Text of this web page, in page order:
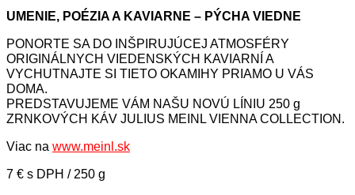
UMENIE, POÉZIA A KAVIARNE – PÝCHA VIEDNE
PONORTE SA DO INŠPIRUJÚCEJ ATMOSFÉRY
ORIGINÁLNYCH VIEDENSKÝCH KAVIARNÍ A
VYCHUTNAJTE SI TIETO OKAMIHY PRIAMO U VÁS
DOMA.
PREDSTAVUJEME VÁM NAŠU NOVÚ LÍNIU 250 g
ZRNKOVÝCH KÁV JULIUS MEINL VIENNA COLLECTION.
Viac na www.meinl.sk
7 € s DPH / 250 g